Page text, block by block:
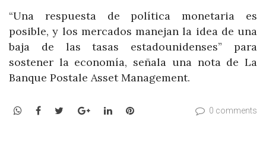
“Una respuesta de política monetaria es
posible, y los mercados manejan la idea de una
baja de las tasas estadounidenses” para
sostener la economía, señala una nota de La
Banque Postale Asset Management.
WhatsApp
Facebook
TwitterGoogle+LinkedInPinterest 0 comments